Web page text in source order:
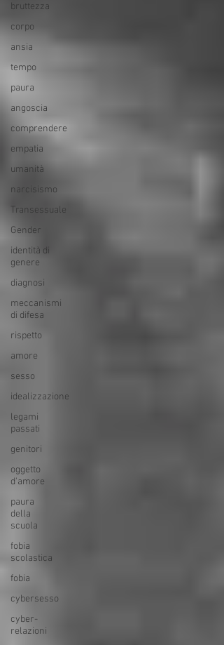
bruttezza
corpo
ansia
tempo
paura
angoscia
comprendere
empatia
umanità
narcisismo
Transessuale
Gender
identità di
genere
diagnosi
meccanismi
di difesa
rispetto
amore
sesso
idealizzazione
legami
passati
genitori
oggetto
d'amore
paura
della
scuola
fobia
scolastica
fobia
cybersesso
cyber-
relazioni